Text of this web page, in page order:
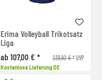
Erima Volleyball Trikotsatz
Liga
ab 107,00 € *
239,90 € *UVP
Kostenlose Lieferung DE